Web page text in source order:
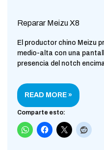
Reparar Meizu X8
El productor chino Meizu
medio-alta con una
presencia del notch
READ MORE »
Comparte esto: